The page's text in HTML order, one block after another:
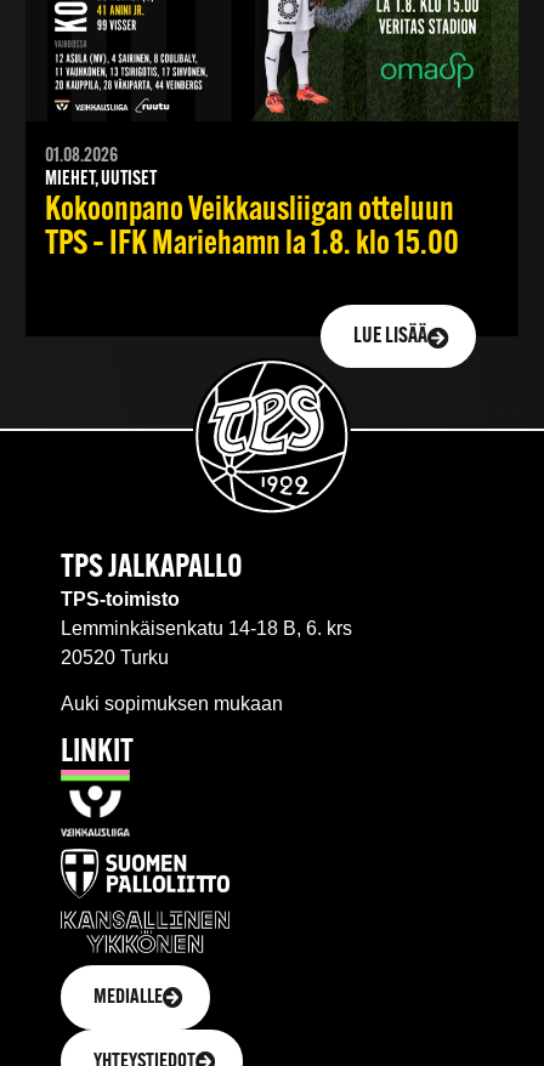
01.08.2026
MIEHET, UUTISET
Kokoonpano Veikkausliigan otteluun
TPS – IFK Mariehamn la 1.8. klo 15.00
LUE LISÄÄ
TPS JALKAPALLO
TPS-toimisto
Lemminkäisenkatu 14-18 B, 6. krs
20520 Turku
Auki sopimuksen mukaan
LINKIT
MEDIALLE
YHTEYSTIEDOT